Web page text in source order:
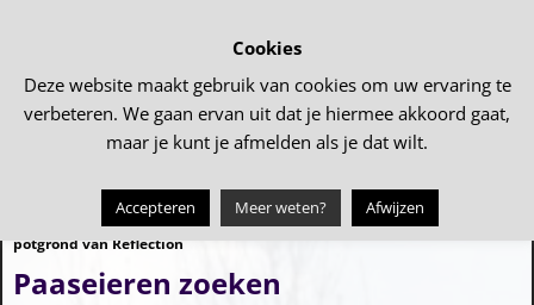
Bericht navigatie
Perkplantjes van PKN met
potgrond van Reflection
Vogelvlucht
Paaseieren zoeken
Cookies
Deze website maakt gebruik van cookies om uw ervaring te
verbeteren. We gaan ervan uit dat je hiermee akkoord gaat,
maar je kunt je afmelden als je dat wilt.
Accepteren Meer weten? Afwijzen